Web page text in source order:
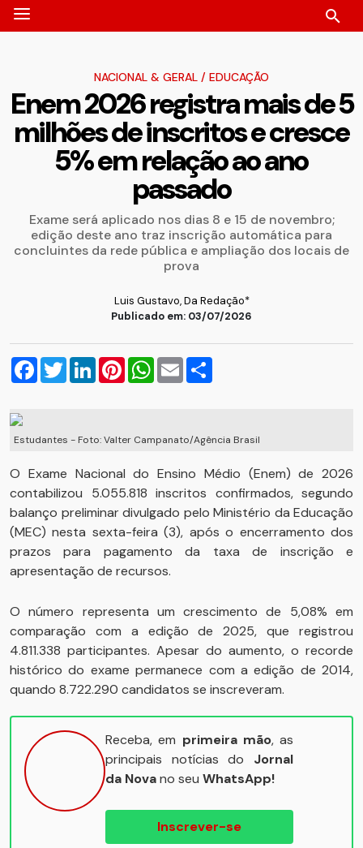
NACIONAL & GERAL / EDUCAÇÃO
Enem 2026 registra mais de 5
milhões de inscritos e cresce
5% em relação ao ano
passado
Exame será aplicado nos dias 8 e 15 de novembro;
edição deste ano traz inscrição automática para
concluintes da rede pública e ampliação dos locais de
prova
Luis Gustavo, Da Redação*
Publicado em: 03/07/2026
Facebook
TwitterLinkedInPinterestWhatsApp
Email
Estudantes - Foto: Valter Campanato/Agência Brasil
O Exame Nacional do Ensino Médio (Enem) de 2026
contabilizou 5.055.818 inscritos confirmados, segundo
balanço preliminar divulgado pelo Ministério da Educação
(MEC) nesta sexta-feira (3), após o encerramento dos
prazos para pagamento da taxa de inscrição e
apresentação de recursos.
O número representa um crescimento de 5,08% em
comparação com a edição de 2025, que registrou
4.811.338 participantes. Apesar do aumento, o recorde
histórico do exame permanece com a edição de 2014,
quando 8.722.290 candidatos se inscreveram.
Receba, em primeira mão, as
principais notícias do Jornal
da Novano seu WhatsApp!
Inscrever-se